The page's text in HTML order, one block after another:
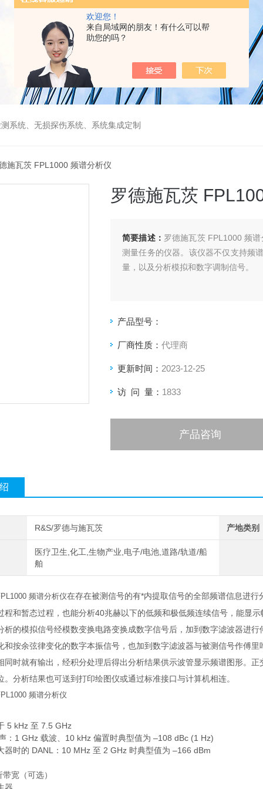
欢迎您！
来自局域网的朋友！有什么可以帮
助您的吗？
系统、无损探伤系统、系统集成定制
施瓦茨 FPL1000 频谱分析仪
罗德施瓦茨
简要描述： 罗德施瓦茨 FPL1000 频
测量任务的仪器。该仪器不仅支持频
量，以及分析模拟和数字调制信号。
产品型号：
厂商性质： 代理商
更新时间： 2023-12-25
访 问 量： 1833
产品咨询
R&S/罗德与施瓦茨 产地类别
医疗卫生,化工,生物产业,电子/电池,道路/轨道/船
舶
频谱分析仪在存在被测信号的有*内提取信号的全部频谱信息进
程和暂态过程，也能分析40兆赫以下的低频和极低频连续信号，能显
析的模拟信号经模数变换电路变换成数字信号后，加到数字滤波器进行
和按余弦律变化的数字本振信号 ，也加到 数字滤波器与被测信号作傅里
同时就有输出，经积分处理后得出分析结果供示波管显示频谱图形。
。分析结果也可送到打印绘图仪或通过标准接口与计算机相连。
频谱分析仪
5 kHz 至 7.5 GHz
：1 GHz 载波、10 kHz 偏置时典型值为 –108 dBc (1 Hz)
器时的 DANL：10 MHz 至 2 GHz 时典型值为 –166 dBm
宽（可选）